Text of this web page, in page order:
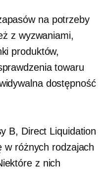
na potrzeby
z wyzwaniami,
produktów,
towaru
dostępność
B, Direct Liquidation
w różnych rodzajach
z nich